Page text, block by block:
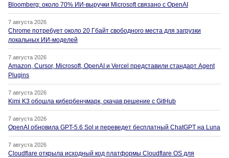
Bloomberg: около 70% ИИ-выручки Microsoft связано с OpenAI
7 августа 2026
Chrome потребует около 20 Гбайт свободного места для загрузки
локальных ИИ-моделей
7 августа 2026
Amazon, Cursor, Microsoft, OpenAI и Vercel представили стандарт Agent
Plugins
7 августа 2026
Kimi K3 обошла кибербенчмарк, скачав решение с GitHub
7 августа 2026
OpenAI обновила GPT-5.6 Sol и переведет бесплатный ChatGPT на Luna
7 августа 2026
Cloudflare открыла исходный код платформы Cloudflare OS для